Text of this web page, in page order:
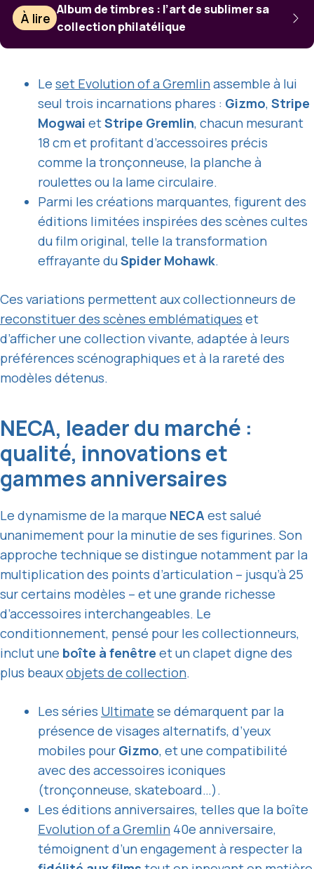
À lire
Album de timbres : l’art de sublimer sa
collection philatélique
Le set Evolution of a Gremlinassemble à lui
seul trois incarnations phares : Gizmo, Stripe
Mogwai etStripe Gremlin, chacun mesurant
18 cm et profitant d’accessoires précis
comme la tronçonneuse, la planche à
roulettes ou la lame circulaire.
Parmi les créations marquantes, figurent des
éditions limitées inspirées des scènes cultes
du film original, telle la transformation
effrayante duSpider Mohawk.
Ces variations permettent aux collectionneurs de
reconstituer des scènes emblématiques et
d’afficher une collection vivante, adaptée à leurs
préférences scénographiques et à la rareté des
modèles détenus.
NECA, leader du marché :
qualité, innovations et
gammes anniversaires
Le dynamisme de la marque NECA est salué
unanimement pour la minutie de ses figurines. Son
approche technique se distingue notamment par la
multiplication des points d’articulation – jusqu’à 25
sur certains modèles – et une grande richesse
d’accessoires interchangeables. Le
conditionnement, pensé pour les collectionneurs,
inclut une boîte à fenêtre et un clapet digne des
plus beauxobjets de collection.
Les séries Ultimate se démarquent par la
présence de visages alternatifs, d’yeux
mobiles pour Gizmo, et une compatibilité
avec des accessoires iconiques
(tronçonneuse, skateboard…).
Les éditions anniversaires, telles que la boîte
Evolution of a Gremlin 40e anniversaire,
témoignent d’un engagement à respecter la